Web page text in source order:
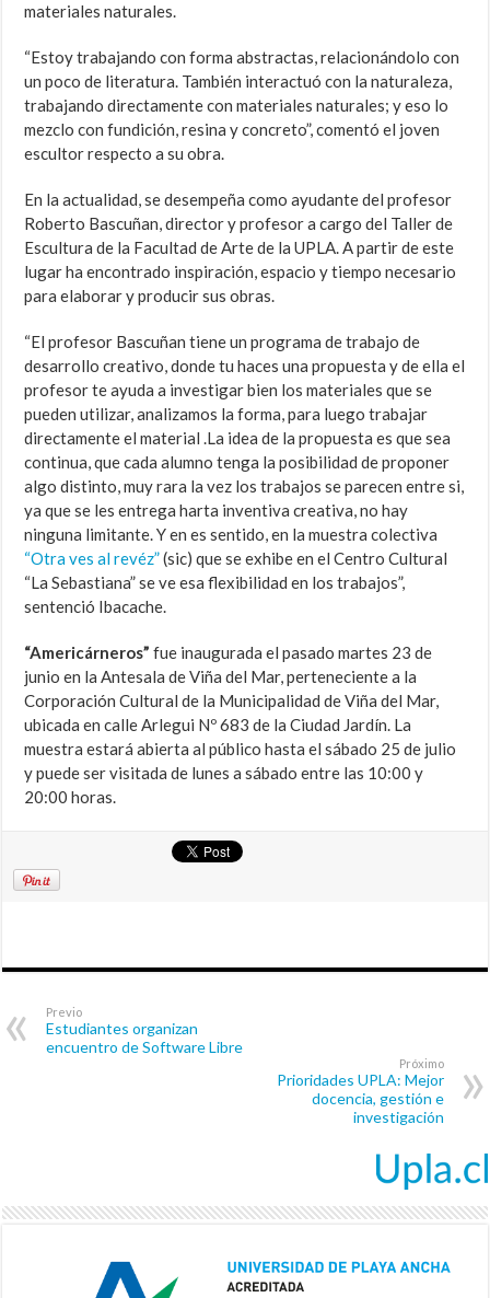
materiales naturales.
“Estoy trabajando con forma abstractas, relacionándolo con
un poco de literatura. También interactuó con la naturaleza,
trabajando directamente con materiales naturales; y eso lo
mezclo con fundición, resina y concreto”, comentó el joven
escultor respecto a su obra.
En la actualidad, se desempeña como ayudante del profesor
Roberto Bascuñan, director y profesor a cargo del Taller de
Escultura de la Facultad de Arte de la UPLA. A partir de este
lugar ha encontrado inspiración, espacio y tiempo necesario
para elaborar y producir sus obras.
“El profesor Bascuñan tiene un programa de trabajo de
desarrollo creativo, donde tu haces una propuesta y de ella el
profesor te ayuda a investigar bien los materiales que se
pueden utilizar, analizamos la forma, para luego trabajar
directamente el material .La idea de la propuesta es que sea
continua, que cada alumno tenga la posibilidad de proponer
algo distinto, muy rara la vez los trabajos se parecen entre si,
ya que se les entrega harta inventiva creativa, no hay
ninguna limitante. Y en es sentido, en la muestra colectiva
“Otra ves al revéz”(sic) que se exhibe en el Centro Cultural
“La Sebastiana” se ve esa flexibilidad en los trabajos”,
sentenció Ibacache.
“Americárneros” fue inaugurada el pasado martes 23 de
junio en la Antesala de Viña del Mar, perteneciente a la
Corporación Cultural de la Municipalidad de Viña del Mar,
ubicada en calle Arlegui Nº 683 de la Ciudad Jardín. La
muestra estará abierta al público hasta el sábado 25 de julio
y puede ser visitada de lunes a sábado entre las 10:00 y
20:00 horas.
Previo
Estudiantes organizan
encuentro de Software Libre
Próximo
Prioridades UPLA: Mejor
docencia, gestión e
investigación